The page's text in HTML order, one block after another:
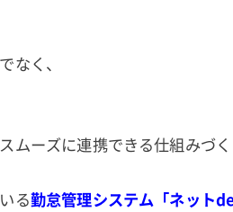
なく、
ーズに連携できる仕組みづく
る勤怠管理システム 「ネット